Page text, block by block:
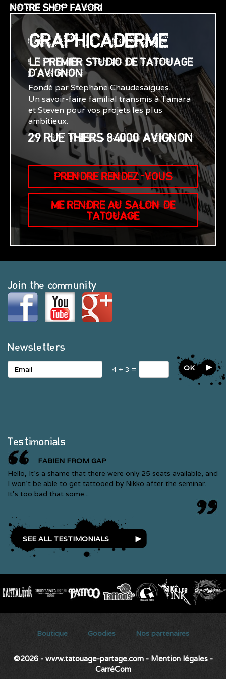
NOTRE SHOP FAVORI
GRAPHICADERME
LE PREMIER STUDIO DE TATOUAGE
D'AVIGNON
Fondé par Stéphane Chaudesaigues.
Un savoir-faire familial transmis à Tamara
et Steven pour vos projets les plus
ambitieux.
29 RUE THIERS 84000 AVIGNON
PRENDRE RENDEZ-VOUS
ME RENDRE AU SALON DE
TATOUAGE
Join the community
Newsletters
4 + 3 = OK
Testimonials
FABIEN FROM GAP
Hello, It’s a shame that there were only 25 seats available, and
I won’t be able to get tattooed by Nikko after the seminar.
It’s too bad that some...
SEE ALL TESTIMONIALS
Boutique Goodies Nos partenaires
©2026 - www.tatouage-partage.com - Mention légales -
CarréCom